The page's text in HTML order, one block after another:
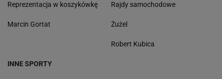
Reprezentacja w koszykówkę
Marcin Gortat
Rajdy samochodowe
Żużel
Robert Kubica
INNE SPORTY